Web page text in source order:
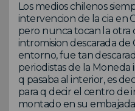
Los medios chilenos
intervencion de la cia en
pero nunca tocan la otra
intromision descarada de
entorno, fue tan
periodistas de la
q pasaba al interior, es
para q decir el centro de
montado en su